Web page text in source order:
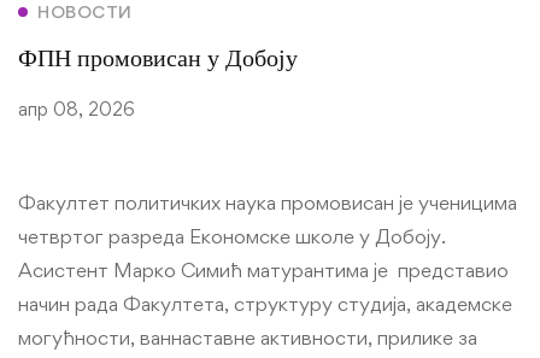
НОВОСТИ
ФПН промовисан у Добоју
апр 08, 2026
Факултет политичких наука промовисан је ученицима
четвртог разреда Економске школе у Добоју.
Асистент Марко Симић матурантима је представио
начин рада Факултета, структуру студија, академске
могућности, ваннаставне активности, прилике за